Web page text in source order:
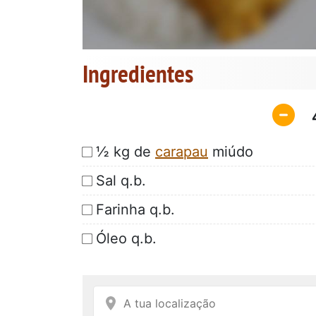
Ingredientes
½ kg de carapau miúdo
Sal q.b.
Farinha q.b.
Óleo q.b.